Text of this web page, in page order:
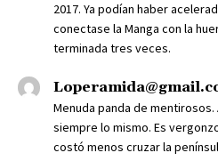
2017. Ya podían haber
conectase la Manga con la
terminada tres veces.
Menuda panda de
siempre lo mismo. Es
costó menos cruzar la